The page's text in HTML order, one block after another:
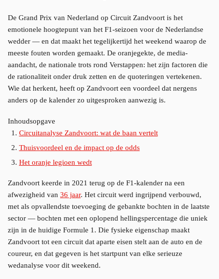
De Grand Prix van Nederland op Circuit Zandvoort is het
emotionele hoogtepunt van het F1-seizoen voor de Nederlandse
wedder — en dat maakt het tegelijkertijd het weekend waarop de
meeste fouten worden gemaakt. De oranjegekte, de media-
aandacht, de nationale trots rond Verstappen: het zijn factoren die
de rationaliteit onder druk zetten en de quoteringen vertekenen.
Wie dat herkent, heeft op Zandvoort een voordeel dat nergens
anders op de kalender zo uitgesproken aanwezig is.
Inhoudsopgave
Circuitanalyse Zandvoort: wat de baan vertelt
Thuisvoordeel en de impact op de odds
Het oranje legioen wedt
Zandvoort keerde in 2021 terug op de F1-kalender na een
afwezigheid van 36 jaar. Het circuit werd ingrijpend verbouwd,
met als opvallendste toevoeging de gebankte bochten in de laatste
sector — bochten met een oplopend hellingspercentage die uniek
zijn in de huidige Formule 1. Die fysieke eigenschap maakt
Zandvoort tot een circuit dat aparte eisen stelt aan de auto en de
coureur, en dat gegeven is het startpunt van elke serieuze
wedanalyse voor dit weekend.